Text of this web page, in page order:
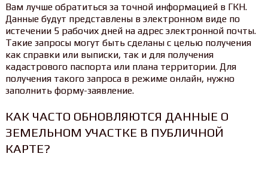
Вам лучше обратиться за точной информацией в ГКН.
Данные будут представлены в электронном виде по
истечении 5 рабочих дней на адрес электронной почты.
Такие запросы могут быть сделаны с целью получения
как справки или выписки, так и для получения
кадастрового паспорта или плана территории. Для
получения такого запроса в режиме онлайн, нужно
заполнить форму-заявление.
КАК ЧАСТО ОБНОВЛЯЮТСЯ ДАННЫЕ О
ЗЕМЕЛЬНОМ УЧАСТКЕ В ПУБЛИЧНОЙ
КАРТЕ?